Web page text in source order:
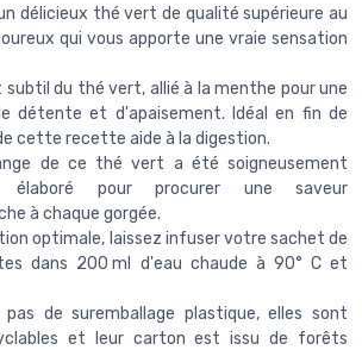
délicieux thé vert de qualité supérieure au
qui vous apporte une vraie sensation
subtil du thé vert, allié à la menthe pour une
détente et d'apaisement. Idéal en fin de
cette recette aide à la digestion.
de ce thé vert a été soigneusement
élaboré pour procurer une saveur
à chaque gorgée.
optimale, laissez infuser votre sachet de
dans 200 ml d'eau chaude à 90° C et
de suremballage plastique, elles sont
et leur carton est issu de forêts